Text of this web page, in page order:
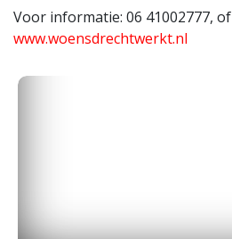
Voor informatie: 06 41002777, of
www.woensdrechtwerkt.nl